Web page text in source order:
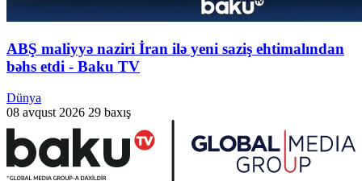
ABŞ maliyyə naziri İran ilə yeni saziş ehtimalından
bəhs etdi - Baku TV
Dünya
08 avqust 2026 29 baxış